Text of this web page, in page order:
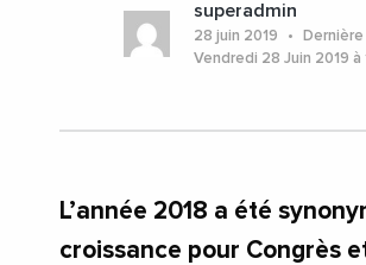
#Bordeaux
#NouvelleAquitaine
superadmin
28 juin 2019
Vendredi 28 Juin 2019 à
L’année 2018 a été
croissance pour Congrès